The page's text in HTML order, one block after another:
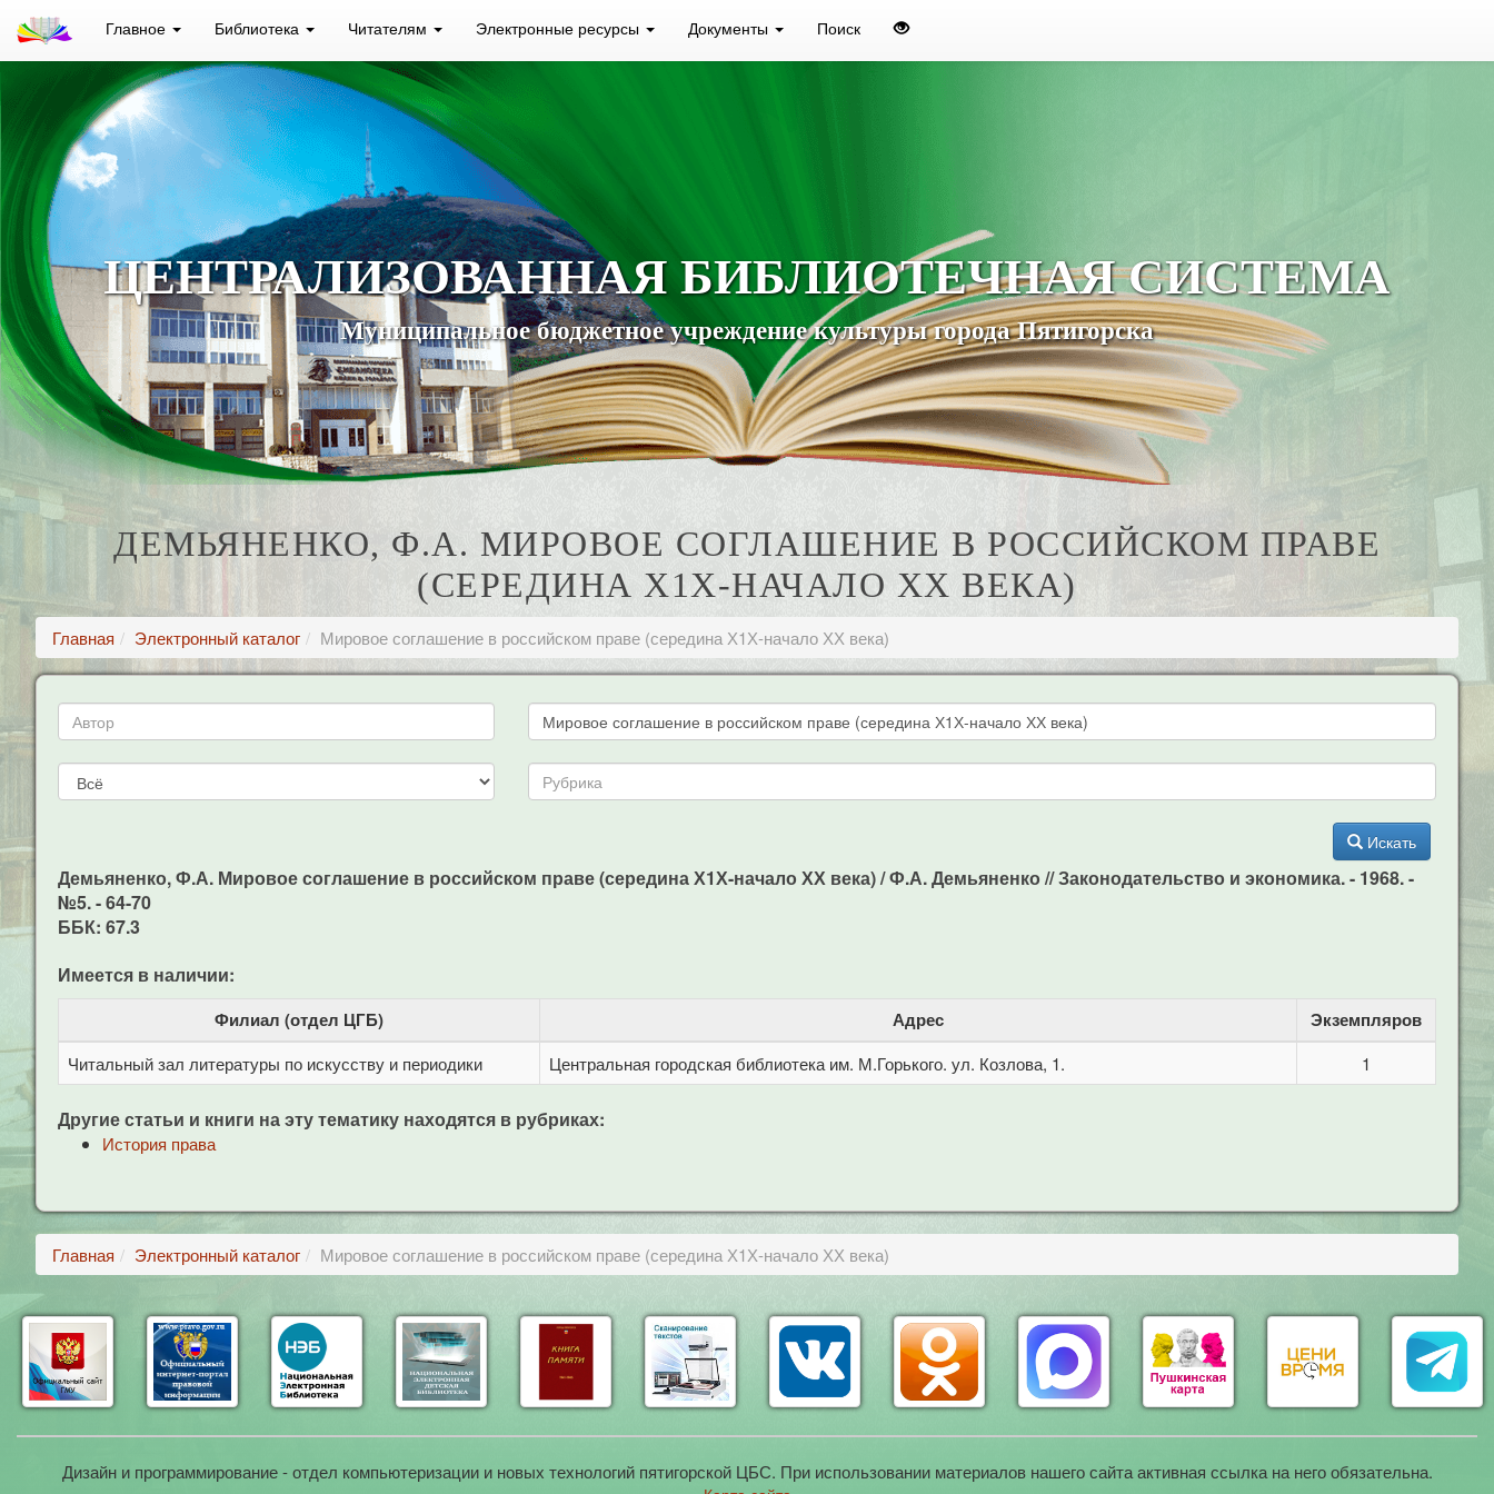
Главное Библиотека Читателям Электронные ресурсы Документы Поиск
ЦЕНТРАЛИЗОВАННАЯ БИБЛИОТЕЧНАЯ СИСТЕМА
Муниципальное бюджетное учреждение культуры города Пятигорска
ДЕМЬЯНЕНКО, Ф.А. МИРОВОЕ СОГЛАШЕНИЕ В РОССИЙСКОМ ПРАВЕ
(СЕРЕДИНА Х1Х-НАЧАЛО ХХ ВЕКА)
Главная Электронный каталог Мировое соглашение в российском праве (середина Х1Х-начало ХХ века)
Искать
Демьяненко, Ф.А. Мировое соглашение в российском праве (середина Х1Х-начало ХХ века) / Ф.А. Демьяненко // Законодательство и экономика. - 1968. -
№5. - 64-70
ББК: 67.3
Имеется в наличии:
Филиал (отдел ЦГБ) Адрес Экземпляров
Читальный зал литературы по искусству и периодики Центральная городская библиотека им. М.Горького. ул. Козлова, 1. 1
Другие статьи и книги на эту тематику находятся в рубриках:
История права
Главная Электронный каталог Мировое соглашение в российском праве (середина Х1Х-начало ХХ века)
Дизайн и программирование - отдел компьютеризации и новых технологий пятигорской ЦБС. При использовании материалов нашего сайта активная ссылка на него обязательна.